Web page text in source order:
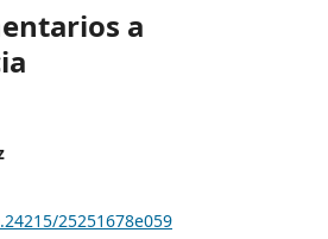
a
25251678e059